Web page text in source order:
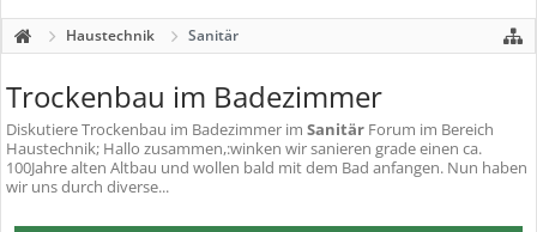
Haustechnik Sanitär
Trockenbau im Badezimmer
DiskutiereTrockenbau im Badezimmer im Sanitär Forum im Bereich
Haustechnik; Hallo zusammen,:winken wir sanieren grade einen ca.
100Jahre alten Altbau und wollen bald mit dem Bad anfangen. Nun haben
wir uns durch diverse...